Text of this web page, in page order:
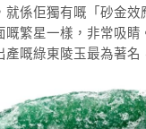
就係佢獨有嘅「砂金
繁星一樣，非常吸
嘅綠東陵玉最為著